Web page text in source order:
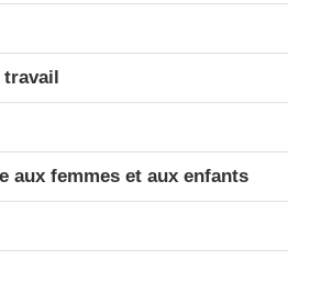
travail
aux femmes et aux enfants